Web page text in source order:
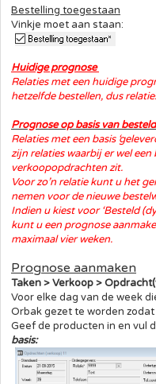
Bestelling toegestaan
Vinkje moet aan staan:
Huidige prognose
Relaties met een huidige
hetzelfde bestellen, dus
Prognose op basis van
Relaties met een basis
zijn relaties waarbij er wel
verkoopopdrachten zit.
Voor zo’n relatie kunt u het
nemen voor de nieuwe
Indien u kiest voor ‘Besteld
kunt u een prognose
maximaal vier weken.
Prognose aanmaken
Taken > Verkoop >
Voor elke dag van de week
Orbak gezet te worden
Geef de producten in en vul
basis: